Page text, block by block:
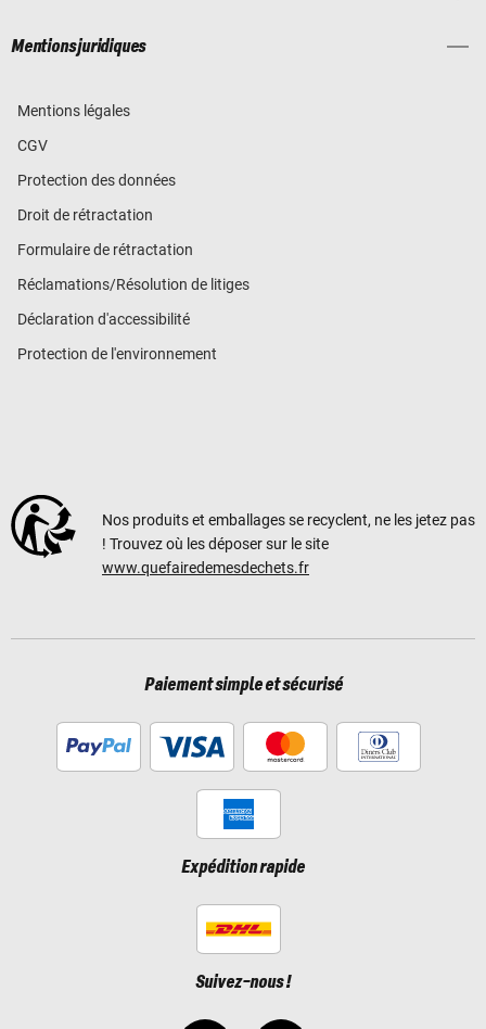
Mentions juridiques
Mentions légales
CGV
Protection des données
Droit de rétractation
Formulaire de rétractation
Réclamations/Résolution de litiges
Déclaration d'accessibilité
Protection de l'environnement
Nos produits et emballages se recyclent, ne les jetez pas
! Trouvez où les déposer sur le site
www.quefairedemesdechets.fr
Paiement simple et sécurisé
Expédition rapide
Suivez-nous !